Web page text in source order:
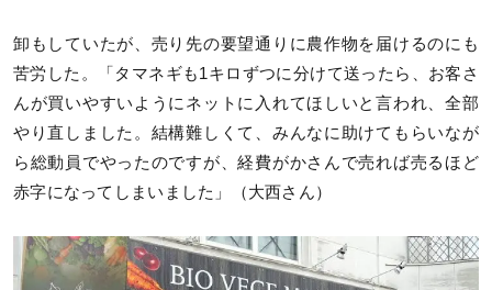
卸もしていたが、売り先の要望通りに農作物を届けるのにも
苦労した。「タマネギも1キロずつに分けて送ったら、お客さ
んが買いやすいようにネットに入れてほしいと言われ、全部
やり直しました。結構難しくて、みんなに助けてもらいなが
ら総動員でやったのですが、経費がかさんで売れば売るほど
赤字になってしまいました」（大西さん）